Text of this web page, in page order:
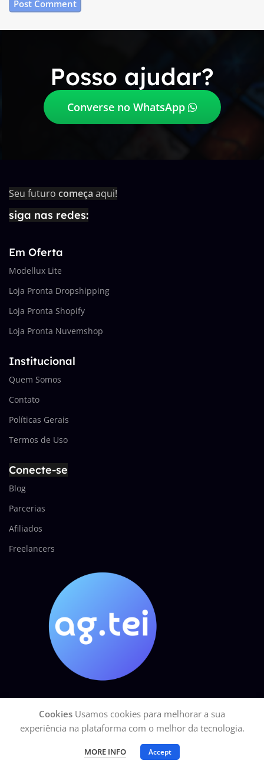
Posso ajudar?
Converse no WhatsApp
Seu futuro começa aqui!
siga nas redes:
Em Oferta
Modellux Lite
Loja Pronta Dropshipping
Loja Pronta Shopify
Loja Pronta Nuvemshop
Institucional
Quem Somos
Contato
Políticas Gerais
Termos de Uso
Conecte-se
Blog
Parcerias
Afiliados
Freelancers
AGÊNCIA TEI 2025 Todos os direitos reservados.GOOGLE Site Seguro
CNPJ: 27.113.329/0001-15
Cookies Usamos cookies para melhorar a sua
experiência na plataforma com o melhor da tecnologia.
MORE INFO Accept